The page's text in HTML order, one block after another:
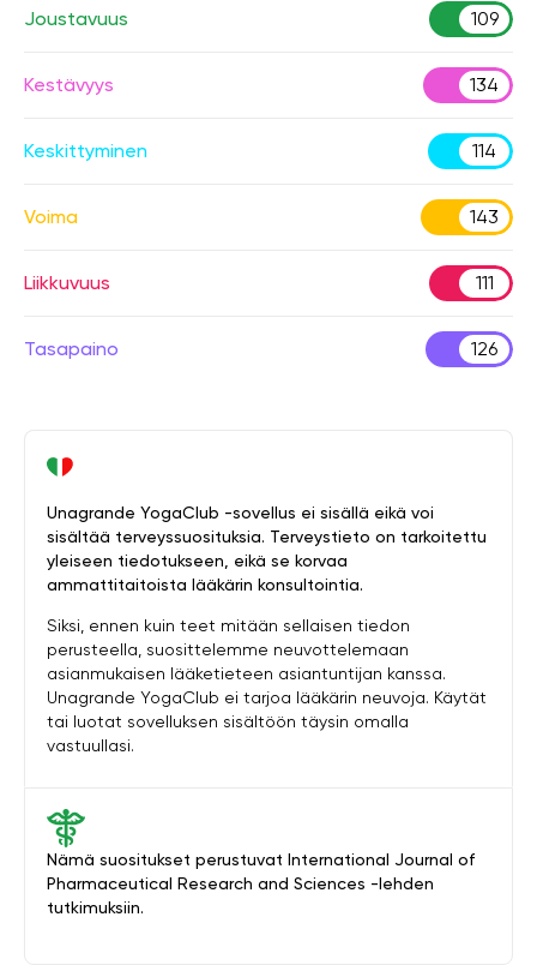
Joustavuus 109
Kestävyys 134
Keskittyminen 114
Voima 143
Liikkuvuus 111
Tasapaino 126
Nämä suositukset perustuvat International Journal of
Pharmaceutical Research and Sciences -lehden
tutkimuksiin.
Unagrande YogaClub -sovellus ei sisällä eikä voi
sisältää terveyssuosituksia. Terveystieto on tarkoitettu
yleiseen tiedotukseen, eikä se korvaa
ammattitaitoista lääkärin konsultointia.
Siksi, ennen kuin teet mitään sellaisen tiedon
perusteella, suosittelemme neuvottelemaan
asianmukaisen lääketieteen asiantuntijan kanssa.
Unagrande YogaClub ei tarjoa lääkärin neuvoja. Käytät
tai luotat sovelluksen sisältöön täysin omalla
vastuullasi.